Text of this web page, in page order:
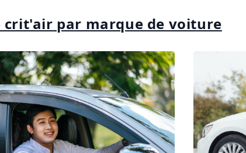
crit'air par marque de voiture